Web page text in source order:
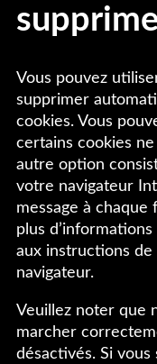
Vous pouvez
supprimer
cookies. Vous
certains cookies
autre option
votre navigateur
message à chaque
plus
aux instructions
navigateur.
Veuillez noter que
marcher
désactivés. Si vous